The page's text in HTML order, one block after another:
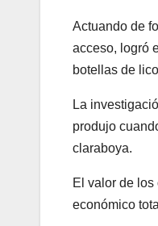
Actuando de
acceso, logró
botellas de
La
produjo
claraboya.
El valor de
económico